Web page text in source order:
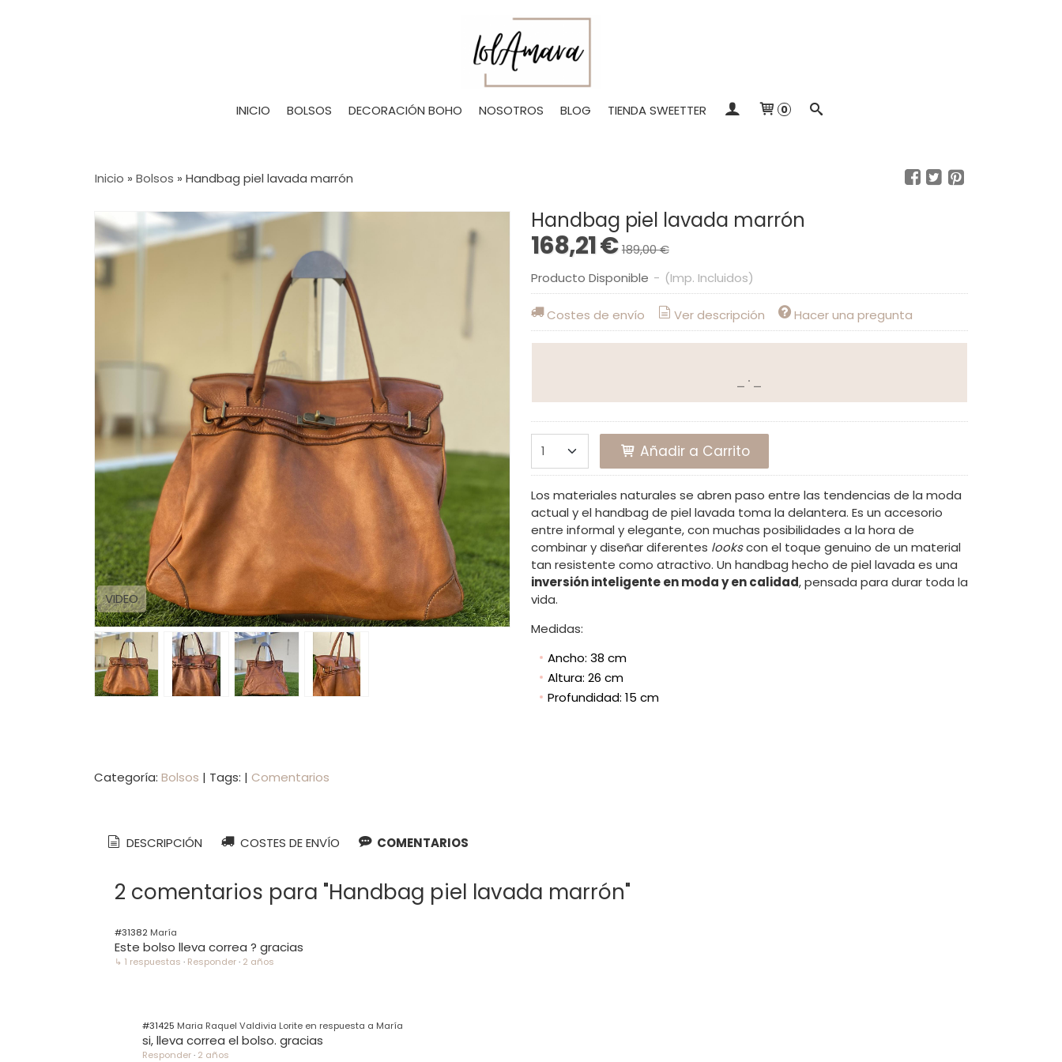
INICIO BOLSOS DECORACIÓN BOHO NOSOTROS BLOG TIENDA SWEETTER 0
Inicio » Bolsos » Handbag piel lavada marrón
VIDEO
Handbag piel lavada marrón
168,21 €189,00 €
Producto Disponible - (Imp. Incluidos)
Costes de envío Ver descripción Hacer una pregunta
Añadir a Carrito
Los materiales naturales se abren paso entre las tendencias de la moda
actual y el handbag de piel lavada toma la delantera. Es un accesorio
entre informal y elegante, con muchas posibilidades a la hora de
combinar y diseñar diferentes lookscon el toque genuino de un material
tan resistente como atractivo. Un handbag hecho de piel lavada es una
inversión inteligente en moda y en calidad, pensada para durar toda la
vida.
Medidas:
Ancho: 38 cm
Altura: 26 cm
Profundidad: 15 cm
Categoría: Bolsos | Tags: | Comentarios
DESCRIPCIÓN COSTES DE ENVÍO COMENTARIOS
2 comentarios para "Handbag piel lavada marrón"
#31382 María
Este bolso lleva correa ? gracias
↳ 1 respuestas · Responder· 2 años
#31425 Maria Raquel Valdivia Lorite en respuesta a María
si, lleva correa el bolso. gracias
Responder· 2 años